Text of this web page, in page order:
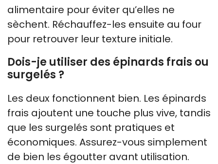
alimentaire pour éviter qu’elles ne
sèchent. Réchauffez-les ensuite au four
pour retrouver leur texture initiale.
Dois-je utiliser des épinards frais ou
surgelés ?
Les deux fonctionnent bien. Les épinards
frais ajoutent une touche plus vive, tandis
que les surgelés sont pratiques et
économiques. Assurez-vous simplement
de bien les égoutter avant utilisation.